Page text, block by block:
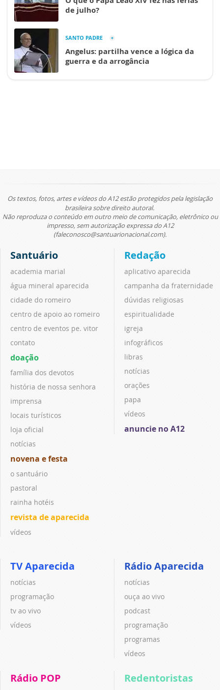
de julho?
SANTO PADRE
Angelus: partilha vence a lógica da
guerra e da arrogância
Os textos, fotos, artes e vídeos do A12 estão protegidos pela legislação
brasileira sobre direito autoral.
Não reproduza o conteúdo em outro meio de comunicação, eletrônico ou
impresso, sem autorização expressa do A12
(faleconosco@santuarionacional.com).
Santuário
academia marial
água mineral aparecida
cidade do romeiro
centro de apoio ao romeiro
centro de eventos pe. vitor
contato
doação
família dos devotos
história de nossa senhora
imprensa
locais turísticos
loja oficial
notícias
novena e festa
o santuário
pastoral
rainha hotéis
revista de aparecida
vídeos
Redação
aplicativo aparecida
campanha da fraternidade
dúvidas religiosas
espiritualidade
igreja
infográficos
libras
notícias
orações
papa
vídeos
anuncie no A12
TV Aparecida
notícias
programação
tv ao vivo
vídeos
Rádio Aparecida
notícias
ouça ao vivo
podcast
programação
programas
vídeos
Rádio POP Redentoristas